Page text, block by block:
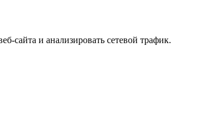
сайта и анализировать сетевой трафик.